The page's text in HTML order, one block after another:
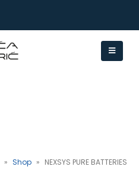
» Shop » NEXSYS PURE BATTERIES